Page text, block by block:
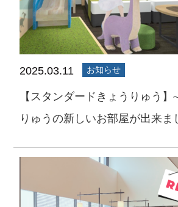
2025.03.11 お知らせ
【スタンダードきょうりゅう】
りゅうの新しいお部屋が出来ま